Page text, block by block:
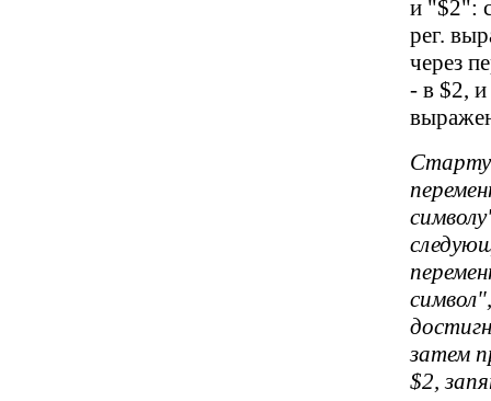
и "$2":
рег.
через
- в $2,
затем
$2,